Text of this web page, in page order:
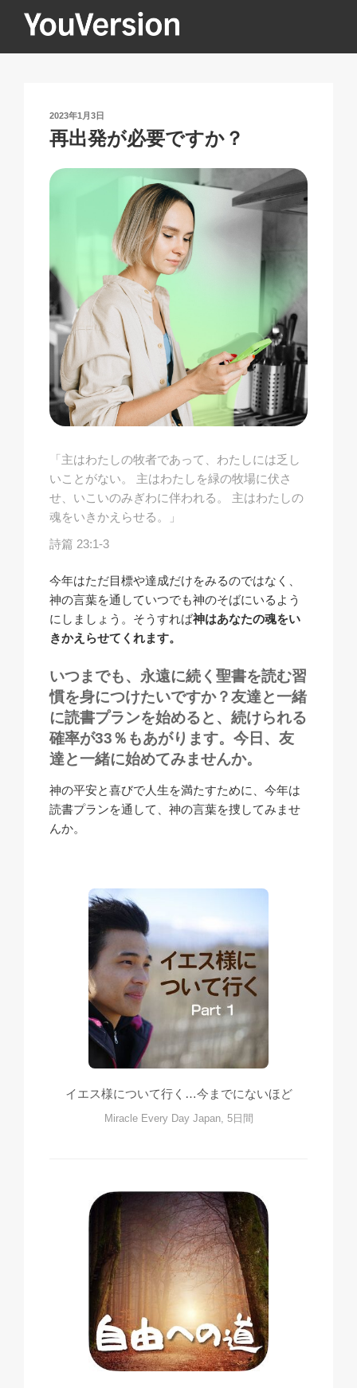
YOUVERSION
投
稿
日:
2023年1月3日
再出発が必要ですか？
「主はわたしの牧者であって、わたしには乏し
いことがない。 主はわたしを緑の牧場に伏さ
せ、いこいのみぎわに伴われる。 主はわたしの
魂をいきかえらせる。」
詩篇 23:1-3
今年はただ目標や達成だけをみるのではなく、
神の言葉を通していつでも神のそばにいるよう
にしましょう。そうすれば神はあなたの魂をい
きかえらせてくれます。
いつまでも、永遠に続く聖書を読む習
慣を身につけたいですか？友達と一緒
に読書プランを始めると、続けられる
確率が33％もあがります。今日、友
達と一緒に始めてみませんか。
神の平安と喜びで人生を満たすために、今年は
読書プランを通して、神の言葉を捜してみませ
んか。
イエス様について行く…今までにないほど
Miracle Every Day Japan, 5日間